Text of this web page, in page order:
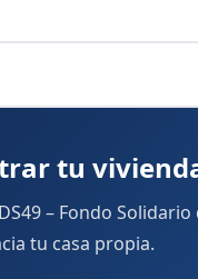
tu
– Fondo Solidario
tu casa propia.